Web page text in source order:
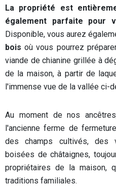
La propriété est
également parfaite pour
Disponible, vous aurez
bois où vous pourrez
viande de chianine grillée à
de la maison, à partir de
l'immense vue de la vallée ci-
Au moment de nos
l'ancienne ferme de
des champs cultivés, des
boisées de châtaignes,
propriétaires de la maison,
traditions familiales.